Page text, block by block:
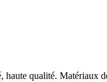
qualité. Matériaux